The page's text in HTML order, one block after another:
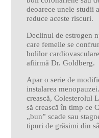
deoarece unele studii
reduce aceste riscuri.
Declinul de estrogen
care femeile se
bolilor
afiirmă Dr. Goldberg.
Apar o serie de
instalarea
crească, Colesterolul
să crească în timp ce
„bun” scade sau
tipuri de grăsimi din